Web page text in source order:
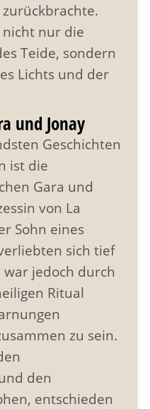
nicht nur die
Teide, sondern
Lichts und der
und Jonay
Geschichten
ist die
Gara und
von La
Sohn eines
sich tief
jedoch durch
Ritual
zu sein.
den
entschieden